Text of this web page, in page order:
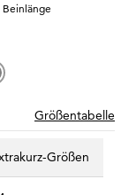
Beinlänge
Größentabelle
Größen